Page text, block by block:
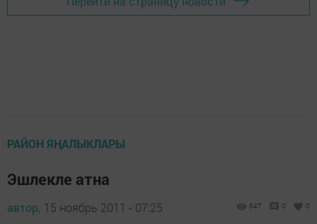
РАЙОН ЯҢАЛЫКЛАРЫ
Эшлекле атна
автор, 15 ноябрь 2011 - 07:25 647 0 0